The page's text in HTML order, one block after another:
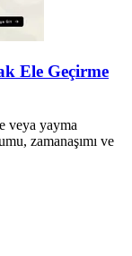
Ele Geçirme
veya yayma
zamanaşımı ve